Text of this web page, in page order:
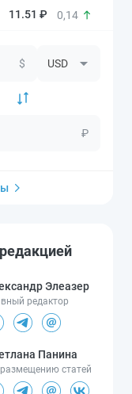
11.51 ₽ 0,14
$
₽
Элеазер
редактор
Панина
статей